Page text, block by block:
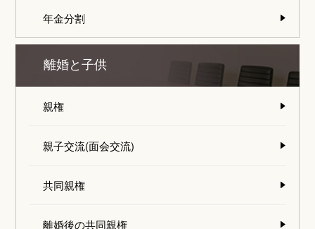
年金分割
離婚と子供
親権
親子交流(面会交流)
共同親権
離婚後の共同親権